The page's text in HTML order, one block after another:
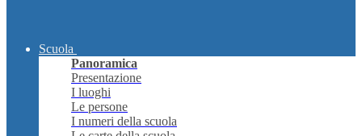
Scuola
Panoramica
Presentazione
I luoghi
Le persone
I numeri della scuola